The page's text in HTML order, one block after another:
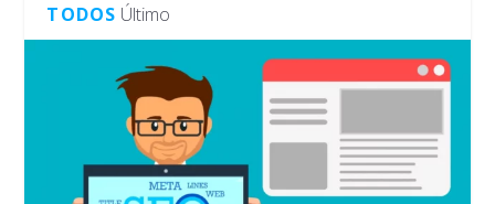
TODOS Último